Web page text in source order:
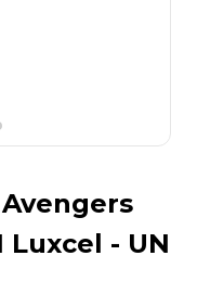
Luxcel - UN